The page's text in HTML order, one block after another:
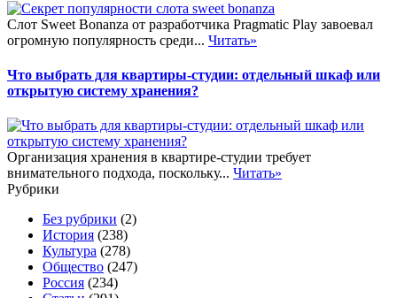
Слот Sweet Bonanza от разработчика Pragmatic Play завоевал
огромную популярность среди... Читать»
Что выбрать для квартиры-студии: отдельный шкаф или
открытую систему хранения?
Организация хранения в квартире-студии требует
внимательного подхода, поскольку... Читать»
Рубрики
Без рубрики (2)
История (238)
Культура (278)
Общество (247)
Россия (234)